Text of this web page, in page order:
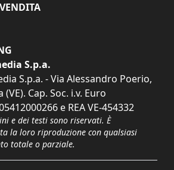
S.p.a.
S.p.a. - Via Alessandro Poerio,
Cap. Soc. i.v. Euro
e REA VE-454332
e dei testi sono riservati. È
la loro riproduzione con qualsiasi
totale o parziale.